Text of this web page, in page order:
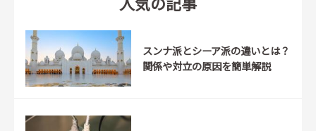
スンナ派とシーア派の違いとは？
関係や対立の原因を簡単解説